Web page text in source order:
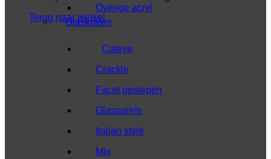
Terug naar winkel
Overige acryl
Glaskralen
Cateye
Crackle
Facet geslepen
Glasparels
Italian style
Mix